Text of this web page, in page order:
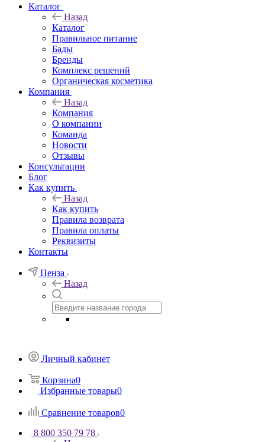
Каталог
Назад
Каталог
Правильное питание
Бады
Бренды
Комплекс решений
Органическая косметика
Компания
Назад
Компания
О компании
Команда
Новости
Отзывы
Консультации
Блог
Как купить
Назад
Как купить
Правила возврата
Правила оплаты
Реквизиты
Контакты
Пенза
Назад
Личный кабинет
Корзина0
Избранные товары0
Сравнение товаров0
8 800 350 79 78